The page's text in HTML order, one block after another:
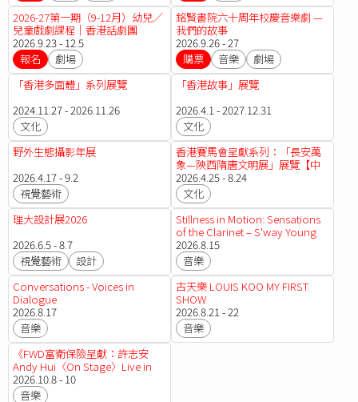
2026-27第一期（9-12月）幼兒／
兒童戲劇課程｜香港話劇團
2026.9.23 - 12.5
報名
劇場
銘賢書院六十周年校慶音樂劇 —
我們的故事
2026.9.26 - 27
購票
音樂
劇場
「香港多面體」系列展覽
2024.11.27 - 2026.11.26
文化
「香港故事」展覽
2026.4.1 - 2027.12.31
文化
野外生態攝影年展
2026.4.17 - 9.2
視覺藝術
香港賽馬會呈獻系列：「長安萬
象—陝西隋唐文明展」展覽【中
華文化節2026】
2026.4.25 - 8.24
文化
理大設計展2026
2026.6.5 - 8.7
視覺藝術
設計
Stillness in Motion: Sensations
of the Clarinet – S'way Young
Artist Series
2026.8.15
音樂
Conversations - Voices in
Dialogue
2026.8.17
音樂
古天樂 LOUIS KOO MY FIRST
SHOW
2026.8.21 - 22
音樂
《FWD富衛保險呈獻：許志安
Andy Hui〈On Stage〉Live in
Concert 2026》
2026.10.8 - 10
音樂